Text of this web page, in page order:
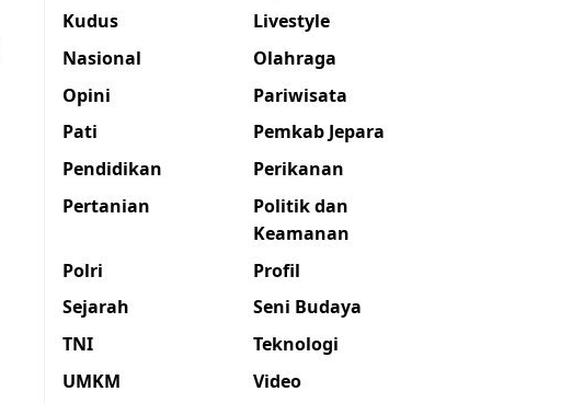
Kudus
Livestyle
Nasional
Olahraga
Opini
Pariwisata
Pati
Pemkab Jepara
Pendidikan
Perikanan
Pertanian
Politik dan
Keamanan
Polri
Profil
Sejarah
Seni Budaya
TNI
Teknologi
UMKM
Video